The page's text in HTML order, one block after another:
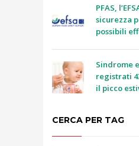
PFAS,
sicurezza
possibili
Sindrome
registrati
il picco
CERCA PER TAG